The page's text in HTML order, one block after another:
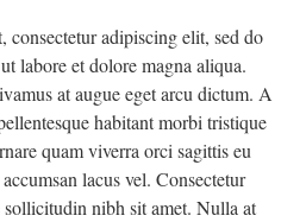
consectetur adipiscing elit, sed do
labore et dolore magna aliqua.
at augue eget arcu dictum. A
habitant morbi tristique
quam viverra orci sagittis eu
lacus vel. Consectetur
nibh sit amet. Nulla at